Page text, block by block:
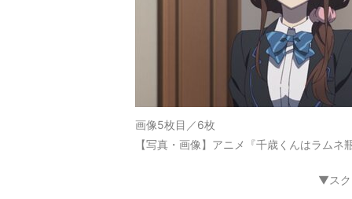
画像5枚目／6枚
【写真・画像】アニメ『千歳くんはラム
▼スク